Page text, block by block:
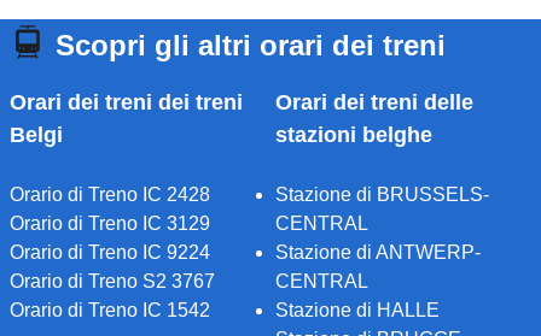
Scopri gli altri orari dei treni
Orari dei treni dei treni
Belgi
Orario di Treno IC 2428
Orario di Treno IC 3129
Orario di Treno IC 9224
Orario di Treno S2 3767
Orario di Treno IC 1542
Orari dei treni delle
stazioni belghe
Stazione di BRUSSELS-
CENTRAL
Stazione di ANTWERP-
CENTRAL
Stazione di HALLE